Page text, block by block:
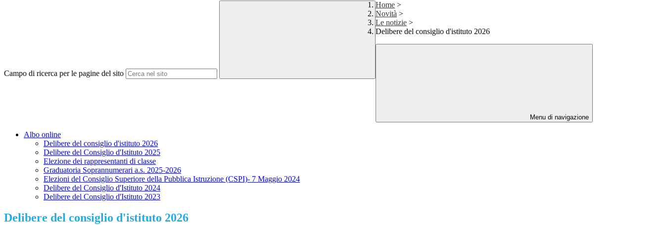
Campo di ricerca per le pagine del sito
Home >
Novità >
Le notizie >
Delibere del consiglio d'istituto 2026
Menu di navigazione
Albo online
Delibere del consiglio d'istituto 2026
Delibere del Consiglio d'Istituto 2025
Elezione dei rappresentanti di classe
Graduatoria Soprannumerari a.s. 2025-2026
Elezioni del Consiglio Superiore della Pubblica Istruzione (CSPI)- 7 Maggio 2024
Delibere del Consiglio d'Istituto 2024
Delibere del Consiglio d'Istituto 2023
Delibere del consiglio d'istituto 2026